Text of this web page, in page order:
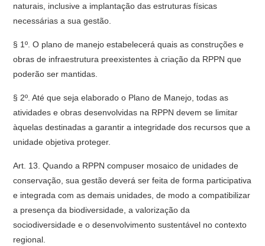
naturais, inclusive a implantação das estruturas físicas
necessárias a sua gestão.
§ 1º. O plano de manejo estabelecerá quais as construções e
obras de infraestrutura preexistentes à criação da RPPN que
poderão ser mantidas.
§ 2º. Até que seja elaborado o Plano de Manejo, todas as
atividades e obras desenvolvidas na RPPN devem se limitar
àquelas destinadas a garantir a integridade dos recursos que a
unidade objetiva proteger.
Art. 13. Quando a RPPN compuser mosaico de unidades de
conservação, sua gestão deverá ser feita de forma participativa
e integrada com as demais unidades, de modo a compatibilizar
a presença da biodiversidade, a valorização da
sociodiversidade e o desenvolvimento sustentável no contexto
regional.